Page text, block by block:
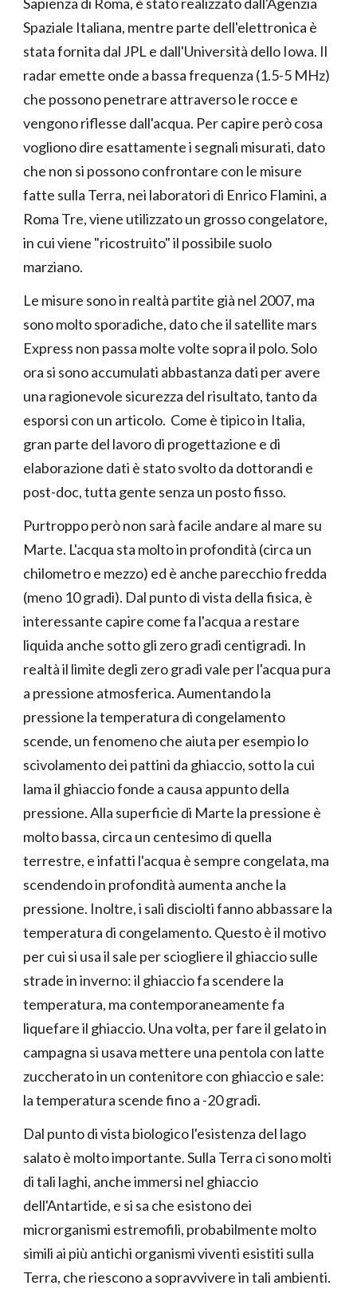
Spaziale Italiana, mentre parte dell'elettronica è
stata fornita dal JPL e dall'Università dello Iowa. Il
radar emette onde a bassa frequenza (1.5-5 MHz)
che possono penetrare attraverso le rocce e
vengono riflesse dall'acqua. Per capire però cosa
vogliono dire esattamente i segnali misurati, dato
che non si possono confrontare con le misure
fatte sulla Terra, nei laboratori di Enrico Flamini, a
Roma Tre, viene utilizzato un grosso congelatore,
in cui viene "ricostruito" il possibile suolo
marziano.
Le misure sono in realtà partite già nel 2007, ma
sono molto sporadiche, dato che il satellite mars
Express non passa molte volte sopra il polo. Solo
ora si sono accumulati abbastanza dati per avere
una ragionevole sicurezza del risultato, tanto da
esporsi con un articolo. Come è tipico in Italia,
gran parte del lavoro di progettazione e di
elaborazione dati è stato svolto da dottorandi e
post-doc, tutta gente senza un posto fisso.
Purtroppo però non sarà facile andare al mare su
Marte. L'acqua sta molto in profondità (circa un
chilometro e mezzo) ed è anche parecchio fredda
(meno 10 gradi). Dal punto di vista della fisica, è
interessante capire come fa l'acqua a restare
liquida anche sotto gli zero gradi centigradi. In
realtà il limite degli zero gradi vale per l'acqua pura
a pressione atmosferica. Aumentando la
pressione la temperatura di congelamento
scende, un fenomeno che aiuta per esempio lo
scivolamento dei pattini da ghiaccio, sotto la cui
lama il ghiaccio fonde a causa appunto della
pressione. Alla superficie di Marte la pressione è
molto bassa, circa un centesimo di quella
terrestre, e infatti l'acqua è sempre congelata, ma
scendendo in profondità aumenta anche la
pressione. Inoltre, i sali disciolti fanno abbassare la
temperatura di congelamento. Questo è il motivo
per cui si usa il sale per sciogliere il ghiaccio sulle
strade in inverno: il ghiaccio fa scendere la
temperatura, ma contemporaneamente fa
liquefare il ghiaccio. Una volta, per fare il gelato in
campagna si usava mettere una pentola con latte
zuccherato in un contenitore con ghiaccio e sale:
la temperatura scende fino a -20 gradi.
Dal punto di vista biologico l'esistenza del lago
salato è molto importante. Sulla Terra ci sono molti
di tali laghi, anche immersi nel ghiaccio
dell'Antartide, e si sa che esistono dei
microrganismi estremofili, probabilmente molto
simili ai più antichi organismi viventi esistiti sulla
Terra, che riescono a sopravvivere in tali ambienti.